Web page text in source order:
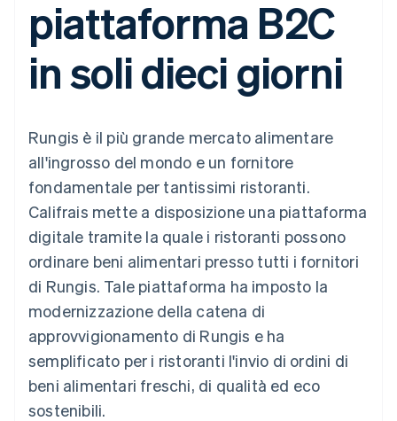
flessibile
Metodi di
pagamento
oltre 125
Terminal
Authorization
Boost
Accettazione
ottimizzata
Pagamento
accelerato
Financial
Connections
Conti finanziari
collegati
della contabilità
Stripe Sigma
personalizzati
Data Pipeline
Altro
Product roadmap
Scopri cosa ti aspetta
Gestione del denaro
Piattaforme
SaaS
Aziende di IA
Creator economy
Gaming
Ospitalità, viaggi e
tempo libero
Assicurazione
Media e
intrattenimento
Organizzazioni non
profit
Servizi professionali
Pubblica
amministrazione
Commercio al dettaglio
Gestire gli
abbonamenti
Offrire addebiti in base
all'utilizzo
Emettere carte
garantite da stablecoin
gestisci i servizi con gli
agenti
Risorse
Integrazioni app
Esempi di codice
Blog per sviluppatori
Stato dell'API
Roadmap del prodotto
Conferenza annuale
Sessions
Lavora con noi
Sala stampa
Recapiti
Contattaci
Diventa nostro partner
piattaforma B2C
in soli dieci giorni
Rungis è il più grande mercato alimentare
all'ingrosso del mondo e un fornitore
fondamentale per tantissimi ristoranti.
Califrais mette a disposizione una piattaforma
digitale tramite la quale i ristoranti possono
ordinare beni alimentari presso tutti i fornitori
di Rungis. Tale piattaforma ha imposto la
modernizzazione della catena di
approvvigionamento di Rungis e ha
semplificato per i ristoranti l'invio di ordini di
beni alimentari freschi, di qualità ed eco
sostenibili.